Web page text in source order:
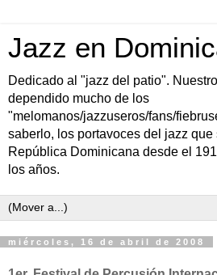
Jazz en
Dedicado al "jazz del patio".
dependido mucho de los
"melomanos/jazzuseros/fans/
saberlo, los portavoces del jazz que
República Dominicana desde el
los años.
miércoles, 16 de abril de 2008